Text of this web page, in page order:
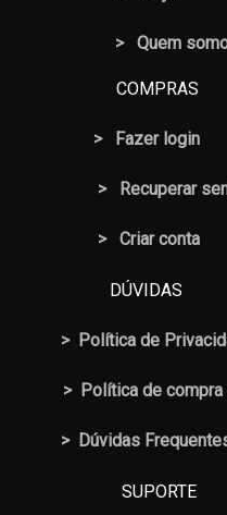
> Quem
COMPRAS
> Fazer login
> Recuperar
> Criar conta
DÚVIDAS
> Política de
> Política de compra
> Dúvidas
SUPORTE